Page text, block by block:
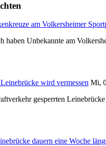
am Volkersheimer
Unbekannte am
wird vermessen Mi,
gesperrten
dauern eine Woche